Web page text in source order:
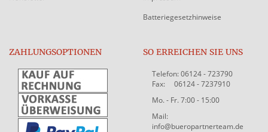
Batteriegesetzhinweise
ZAHLUNGSOPTIONEN SO ERREICHEN SIE UNS
Telefon: 06124 - 723790
Fax: 06124 - 7237910
Mo. - Fr. 7:00 - 15:00
Mail:
info@bueropartnerteam.de